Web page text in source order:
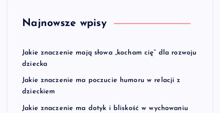
Najnowsze wpisy
Jakie znaczenie mają słowa „kocham cię” dla rozwoju
dziecka
Jakie znaczenie ma poczucie humoru w relacji z
dzieckiem
Jakie znaczenie ma dotyk i bliskość w wychowaniu